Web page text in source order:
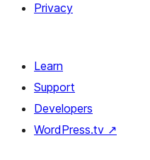
Privacy
Learn
Support
Developers
WordPress.tv ↗